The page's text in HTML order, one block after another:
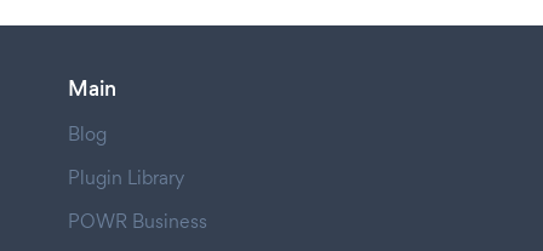
Main
Blog
Plugin Library
POWR Business